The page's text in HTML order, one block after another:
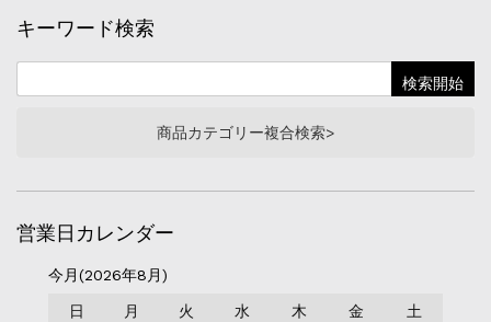
キーワード検索
商品カテゴリー複合検索>
営業日カレンダー
今月(2026年8月)
日 月 火 水 木 金 土